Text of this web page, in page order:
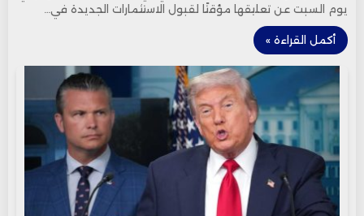
يوم السبت عن تعليقها مؤقتًا لقبول الاستثمارات الجديدة في…
أكمل القراءة »